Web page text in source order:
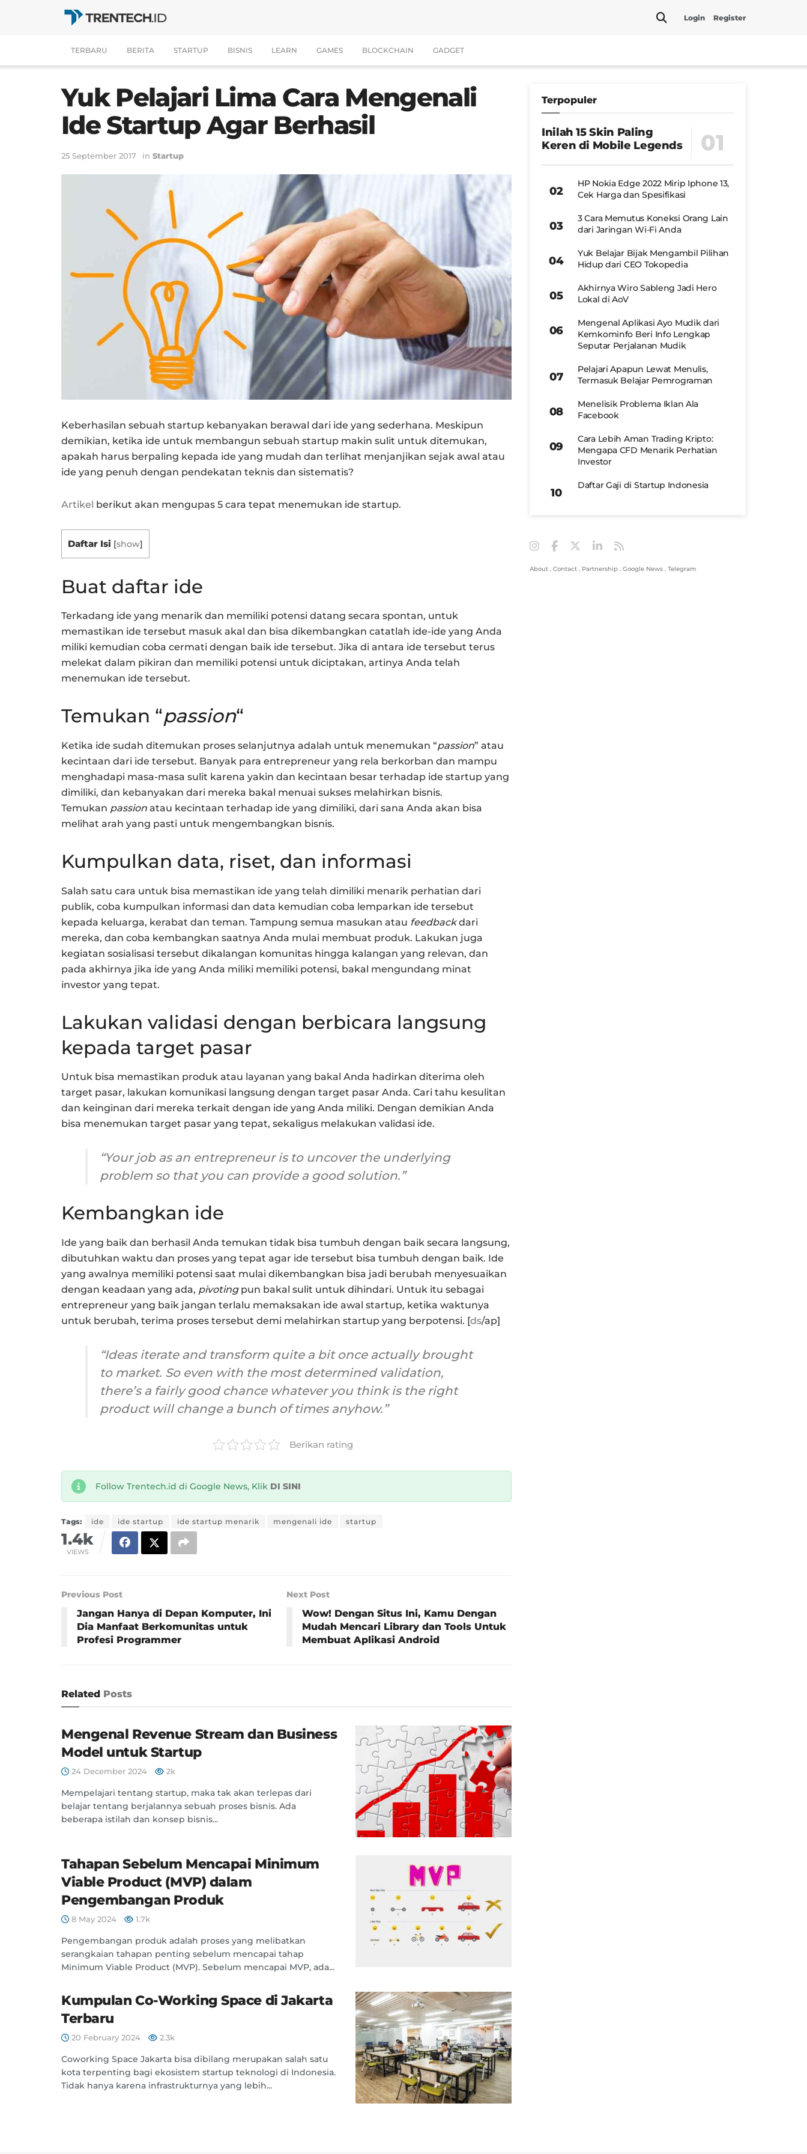
Login Register
TERBARU BERITA STARTUP BISNIS LEARN GAMES BLOCKCHAIN GADGET
Yuk Pelajari Lima Cara Mengenali
Ide Startup Agar Berhasil
25 September 2017 in Startup
Keberhasilan sebuah startup kebanyakan berawal dari ide yang sederhana. Meskipun
demikian, ketika ide untuk membangun sebuah startup makin sulit untuk ditemukan,
apakah harus berpaling kepada ide yang mudah dan terlihat menjanjikan sejak awal atau
ide yang penuh dengan pendekatan teknis dan sistematis?
Artikel berikut akan mengupas 5 cara tepat menemukan ide startup.
Daftar Isi [show]
Buat daftar ide
Terkadang ide yang menarik dan memiliki potensi datang secara spontan, untuk
memastikan ide tersebut masuk akal dan bisa dikembangkan catatlah ide-ide yang Anda
miliki kemudian coba cermati dengan baik ide tersebut. Jika di antara ide tersebut terus
melekat dalam pikiran dan memiliki potensi untuk diciptakan, artinya Anda telah
menemukan ide tersebut.
Temukan “passion“
Ketika ide sudah ditemukan proses selanjutnya adalah untuk menemukan “passion” atau
kecintaan dari ide tersebut. Banyak para entrepreneur yang rela berkorban dan mampu
menghadapi masa-masa sulit karena yakin dan kecintaan besar terhadap ide startup yang
dimiliki, dan kebanyakan dari mereka bakal menuai sukses melahirkan bisnis.
Temukan passion atau kecintaan terhadap ide yang dimiliki, dari sana Anda akan bisa
melihat arah yang pasti untuk mengembangkan bisnis.
Kumpulkan data, riset, dan informasi
Salah satu cara untuk bisa memastikan ide yang telah dimiliki menarik perhatian dari
publik, coba kumpulkan informasi dan data kemudian coba lemparkan ide tersebut
kepada keluarga, kerabat dan teman. Tampung semua masukan atau feedbackdari
mereka, dan coba kembangkan saatnya Anda mulai membuat produk. Lakukan juga
kegiatan sosialisasi tersebut dikalangan komunitas hingga kalangan yang relevan, dan
pada akhirnya jika ide yang Anda miliki memiliki potensi, bakal mengundang minat
investor yang tepat.
Lakukan validasi dengan berbicara langsung
kepada target pasar
Untuk bisa memastikan produk atau layanan yang bakal Anda hadirkan diterima oleh
target pasar, lakukan komunikasi langsung dengan target pasar Anda. Cari tahu kesulitan
dan keinginan dari mereka terkait dengan ide yang Anda miliki. Dengan demikian Anda
bisa menemukan target pasar yang tepat, sekaligus melakukan validasi ide.
“Your job as an entrepreneur is to uncover the underlying
problem so that you can provide a good solution.”
Kembangkan ide
Ide yang baik dan berhasil Anda temukan tidak bisa tumbuh dengan baik secara langsung,
dibutuhkan waktu dan proses yang tepat agar ide tersebut bisa tumbuh dengan baik. Ide
yang awalnya memiliki potensi saat mulai dikembangkan bisa jadi berubah menyesuaikan
dengan keadaan yang ada, pivotingpun bakal sulit untuk dihindari. Untuk itu sebagai
entrepreneur yang baik jangan terlalu memaksakan ide awal startup, ketika waktunya
untuk berubah, terima proses tersebut demi melahirkan startup yang berpotensi. [ds/ap]
“Ideas iterate and transform quite a bit once actually brought
to market. So even with the most determined validation,
there’s a fairly good chance whatever you think is the right
product will change a bunch of times anyhow.”
Berikan rating
Follow Trentech.id di Google News, Klik DI SINI
Tags: ide ide startup ide startup menarik mengenali ide startup
1.4k
VIEWS
Previous Post
Jangan Hanya di Depan Komputer, Ini
Dia Manfaat Berkomunitas untuk
Profesi Programmer
Next Post
Wow! Dengan Situs Ini, Kamu Dengan
Mudah Mencari Library dan Tools Untuk
Membuat Aplikasi Android
Related Posts
Mengenal Revenue Stream dan Business
Model untuk Startup
24 December 2024 2k
Mempelajari tentang startup, maka tak akan terlepas dari
belajar tentang berjalannya sebuah proses bisnis. Ada
beberapa istilah dan konsep bisnis...
Tahapan Sebelum Mencapai Minimum
Viable Product (MVP) dalam
Pengembangan Produk
8 May 2024 1.7k
Pengembangan produk adalah proses yang melibatkan
serangkaian tahapan penting sebelum mencapai tahap
Minimum Viable Product (MVP). Sebelum mencapai MVP, ada...
Kumpulan Co-Working Space di Jakarta
Terbaru
20 February 2024 2.3k
Coworking Space Jakarta bisa dibilang merupakan salah satu
kota terpenting bagi ekosistem startup teknologi di Indonesia.
Tidak hanya karena infrastrukturnya yang lebih...
Terpopuler
Inilah 15 Skin Paling
Keren di Mobile Legends
HP Nokia Edge 2022 Mirip Iphone 13,
Cek Harga dan Spesifikasi
3 Cara Memutus Koneksi Orang Lain
dari Jaringan Wi-Fi Anda
Yuk Belajar Bijak Mengambil Pilihan
Hidup dari CEO Tokopedia
Akhirnya Wiro Sableng Jadi Hero
Lokal di AoV
Mengenal Aplikasi Ayo Mudik dari
Kemkominfo Beri Info Lengkap
Seputar Perjalanan Mudik
Pelajari Apapun Lewat Menulis,
Termasuk Belajar Pemrograman
Menelisik Problema Iklan Ala
Facebook
Cara Lebih Aman Trading Kripto:
Mengapa CFD Menarik Perhatian
Investor
Daftar Gaji di Startup Indonesia
About . Contact . Partnership . Google News . Telegram